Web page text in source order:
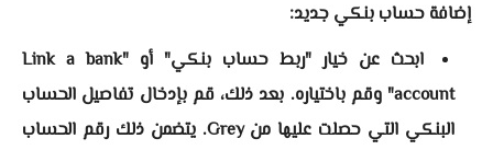
إضافة حساب بنكي جديد:
ابحث عن خيار "ربط حساب بنكي" أو "Link a bank
account" وقم باختياره. بعد ذلك، قم بإدخال تفاصيل الحساب
البنكي التي حصلت عليها من Grey. يتضمن ذلك رقم الحساب